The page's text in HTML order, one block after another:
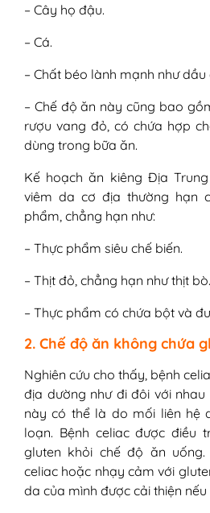
– Cây họ đậu.
– Cá.
– Chất béo lành mạnh như dầu
– Chế độ ăn này cũng bao
rượu vang đỏ, có chứa hợp
dùng trong bữa ăn.
Kế hoạch ăn kiêng Địa
viêm da cơ địa thường hạn
phẩm, chẳng hạn như:
– Thực phẩm siêu chế biến.
– Thịt đỏ, chẳng hạn như thịt bò.
– Thực phẩm có chứa bột và
2. Chế độ ăn không chứa
Nghiên cứu cho thấy, bệnh
địa dường như đi đôi với
này có thể là do mối liên hệ
loạn. Bệnh celiac được điều
gluten khỏi chế độ ăn
celiac hoặc nhạy cảm với
da của mình được cải thiện